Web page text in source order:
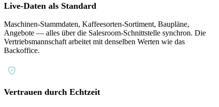
Live-Daten als Standard
Maschinen-Stammdaten, Kaffeesorten-Sortiment, Baupläne,
Angebote — alles über die Salesroom-Schnittstelle synchron. Die
Vertriebsmannschaft arbeitet mit denselben Werten wie das
Backoffice.
Vertrauen durch Echtzeit